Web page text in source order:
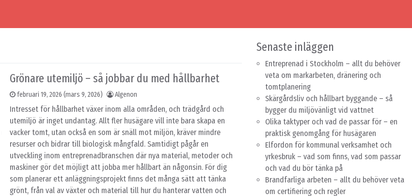
Grönare utemiljö – så jobbar du med hållbarhet
februari 19, 2026 (mars 9, 2026) Algenon
Intresset för hållbarhet växer inom alla områden, och trädgård och
utemiljö är inget undantag. Allt fler husägare vill inte bara skapa en
vacker tomt, utan också en som är snäll mot miljön, kräver mindre
resurser och bidrar till biologisk mångfald. Samtidigt pågår en
utveckling inom entreprenadbranschen där nya material, metoder och
maskiner gör det möjligt att jobba mer hållbart än någonsin. För dig
som planerar ett anläggningsprojekt finns det många sätt att tänka
grönt, från val av växter och material till hur du hanterar vatten och
Senaste inläggen
Entreprenad i Stockholm – allt du behöver
veta om markarbeten, dränering och
tomtplanering
Skärgårdsliv och hållbart byggande – så
bygger du miljövänligt vid vattnet
Olika taktyper och vad de passar för – en
praktisk genomgång för husägaren
Elfordon för kommunal verksamhet och
yrkesbruk – vad som finns, vad som passar
och vad du bör tänka på
Brandfarliga arbeten – allt du behöver veta
om certifiering och regler